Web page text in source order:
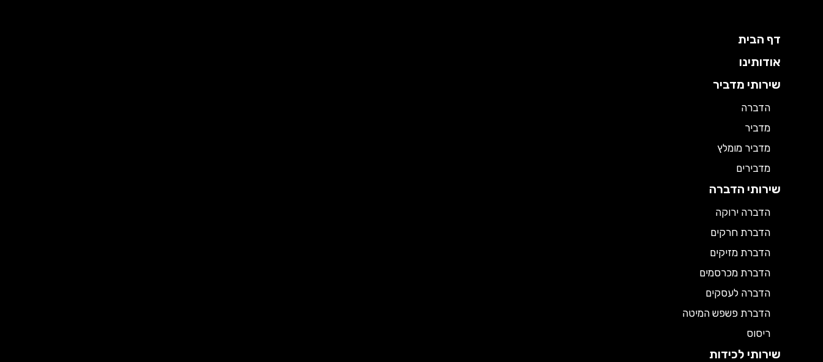
דף הבית
אודותינו
שירותי מדביר
הדברה
מדביר
מדביר מומלץ
מדבירים
שירותי הדברה
הדברה ירוקה
הדברת חרקים
הדברת מזיקים
הדברת מכרסמים
הדברה לעסקים
הדברת פשפש המיטה
ריסוס
שירותי לכידות